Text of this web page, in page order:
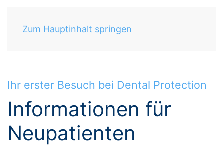
Zum Hauptinhalt springen
Ihr erster Besuch bei Dental Protection
Informationen für
Neupatienten